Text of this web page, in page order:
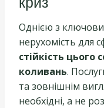
Однією з
нерухомість для
стійкість
коливань.
та зовнішнім
необхідні, а не